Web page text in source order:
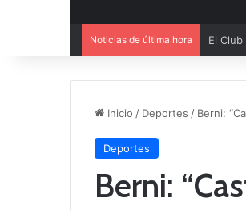
Noticias de última hora El
Inicio / Deportes / Berni:
Deportes
Berni: